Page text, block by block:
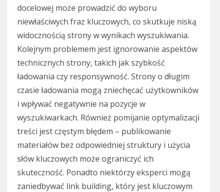
docelowej może prowadzić do wyboru
niewłaściwych fraz kluczowych, co skutkuje niską
widocznością strony w wynikach wyszukiwania.
Kolejnym problemem jest ignorowanie aspektów
technicznych strony, takich jak szybkość
ładowania czy responsywność. Strony o długim
czasie ładowania mogą zniechęcać użytkowników
i wpływać negatywnie na pozycje w
wyszukiwarkach. Również pomijanie optymalizacji
treści jest częstym błędem – publikowanie
materiałów bez odpowiedniej struktury i użycia
słów kluczowych może ograniczyć ich
skuteczność. Ponadto niektórzy eksperci mogą
zaniedbywać link building, który jest kluczowym